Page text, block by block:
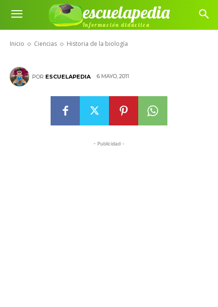
escuelapedia
Información didáctica
Inicio Ciencias Historia de la biología
Historia de la biología
POR ESCUELAPEDIA 6 MAYO, 2011
- Publicidad -